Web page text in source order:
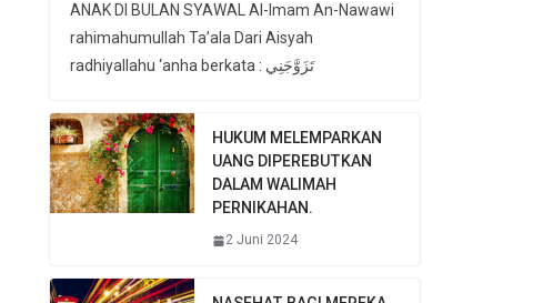
ANAK DI BULAN SYAWAL Al-Imam An-Nawawi
rahimahumullah Ta’ala Dari Aisyah
radhiyallahu ‘anha berkata : تَزَوَّجَنِي
HUKUM MELEMPARKAN
UANG DIPEREBUTKAN
DALAM WALIMAH
PERNIKAHAN.
2 Juni 2024